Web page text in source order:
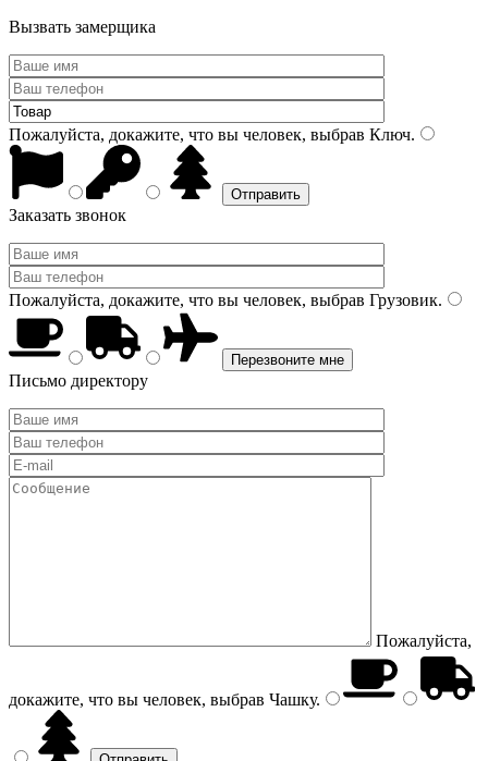
Вызвать замерщика
Пожалуйста, докажите, что вы человек, выбрав Ключ.
Заказать звонок
Пожалуйста, докажите, что вы человек, выбрав Грузовик.
Письмо директору
Пожалуйста,
докажите, что вы человек, выбрав Чашку.